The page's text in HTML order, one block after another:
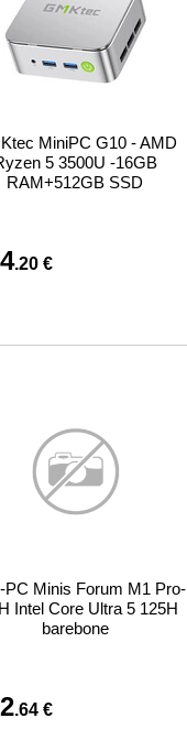
MiniPC G10 - AMD
5 3500U -16GB
RAM+512GB SSD
.20 €
PC Minis Forum M1 Pro-
Intel Core Ultra 5 125H
barebone
.64 €